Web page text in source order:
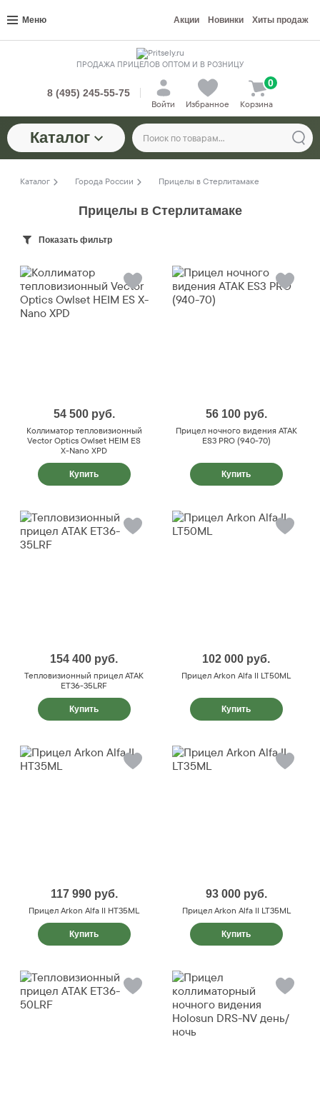
Меню Акции Новинки Хиты продаж
ПРОДАЖА ПРИЦЕЛОВ ОПТОМ И В РОЗНИЦУ
8 (495) 245-55-75
Войти
Избранное Корзина
0
Каталог
Каталог Города России Прицелы в Стерлитамаке
Прицелы в Стерлитамаке
Показать фильтр
54 500 руб.
Коллиматор тепловизионный
Vector Optics Owlset HEIM ES
X-Nano XPD
Купить
56 100 руб.
Прицел ночного видения ATAK
ES3 PRO (940-70)
Купить
154 400 руб.
Тепловизионный прицел ATAK
ET36-35LRF
Купить
102 000 руб.
Прицел Arkon Alfa II LT50ML
Купить
117 990 руб.
Прицел Arkon Alfa II HT35ML
Купить
93 000 руб.
Прицел Arkon Alfa II LT35ML
Купить